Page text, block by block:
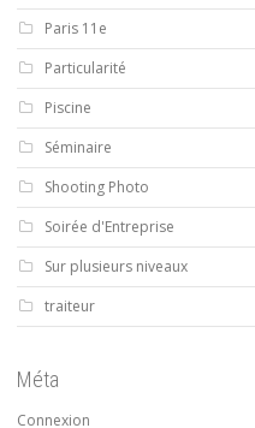
Paris 11e
Particularité
Piscine
Séminaire
Shooting Photo
Soirée d'Entreprise
Sur plusieurs niveaux
traiteur
Méta
Connexion